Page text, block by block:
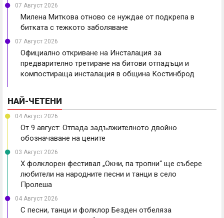
07 Август 2026
Милена Миткова отново се нуждае от подкрепа в
битката с тежкото заболяване
07 Август 2026
Официално откриване на Инсталация за
предварително третиране на битови отпадъци и
компостираща инсталация в община Костинброд
НАЙ-ЧЕТЕНИ
04 Август 2026
От 9 август: Отпада задължителното двойно
обозначаване на цените
03 Август 2026
X фолклорен фестивал „Окни, па тропни“ ще събере
любители на народните песни и танци в село
Пролеша
04 Август 2026
С песни, танци и фолклор Безден отбеляза